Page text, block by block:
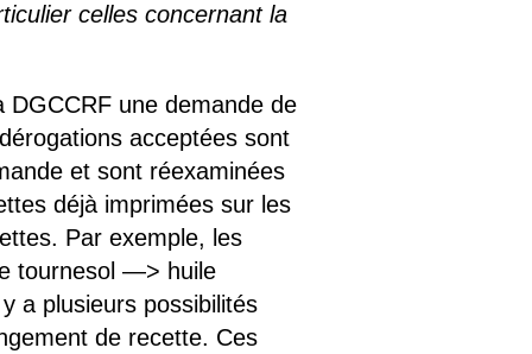
celles concernant la
une demande de
acceptées sont
et sont réexaminées
déjà imprimées sur les
Par exemple, les
tournesol —> huile
a plusieurs possibilités
de recette. Ces